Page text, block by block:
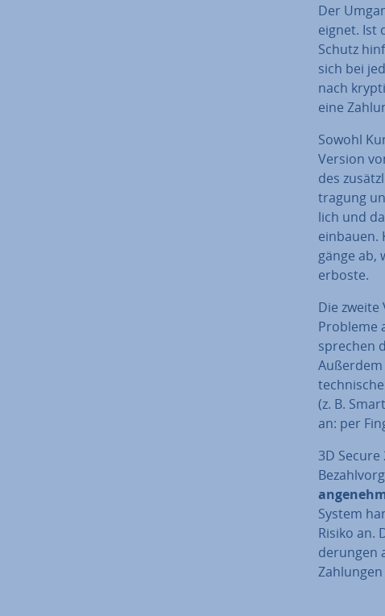
Der
eig­net. Ist
Schutz
sich bei
nach
eine
Sowohl
Version
des
tra­gung
lich und
einbauen.
gän­ge ab,
erboste.
Die zweite
Probleme
spre­chen
(z. B.
an: per
3D
System
Risiko an.
de­run­gen